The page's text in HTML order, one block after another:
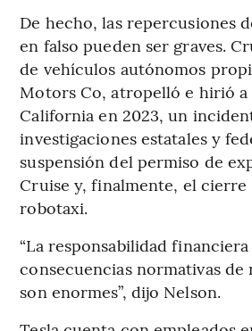
De hecho, las repercusiones
en falso pueden ser graves.
de vehículos autónomos
Motors Co, atropelló e hirió
California en 2023, un
investigaciones estatales y
suspensión del permiso de
Cruise y, finalmente, el
robotaxi.
“La responsabilidad
consecuencias normativas
son enormes”, dijo Nelson.